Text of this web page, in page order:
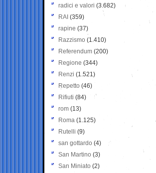
radici e valori (3.682)
RAI (359)
rapine (37)
Razzismo (1.410)
Referendum (200)
Regione (344)
Renzi (1.521)
Repetto (46)
Rifiuti (84)
rom (13)
Roma (1.125)
Rutelli (9)
san gottardo (4)
San Martino (3)
San Miniato (2)